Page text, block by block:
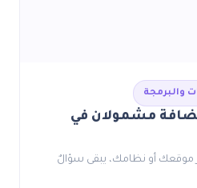
والبرمجة
مشمولان في
موقعك أو نظامك، يبقى سؤالٌ